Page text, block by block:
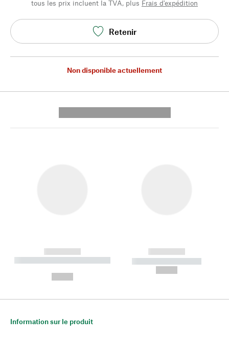
tous les prix incluent la TVA, plus Frais d'expédition
Retenir
Non disponible actuellement
------------
----------- ----------- --------
------------
----------- -----------
Information sur le produit